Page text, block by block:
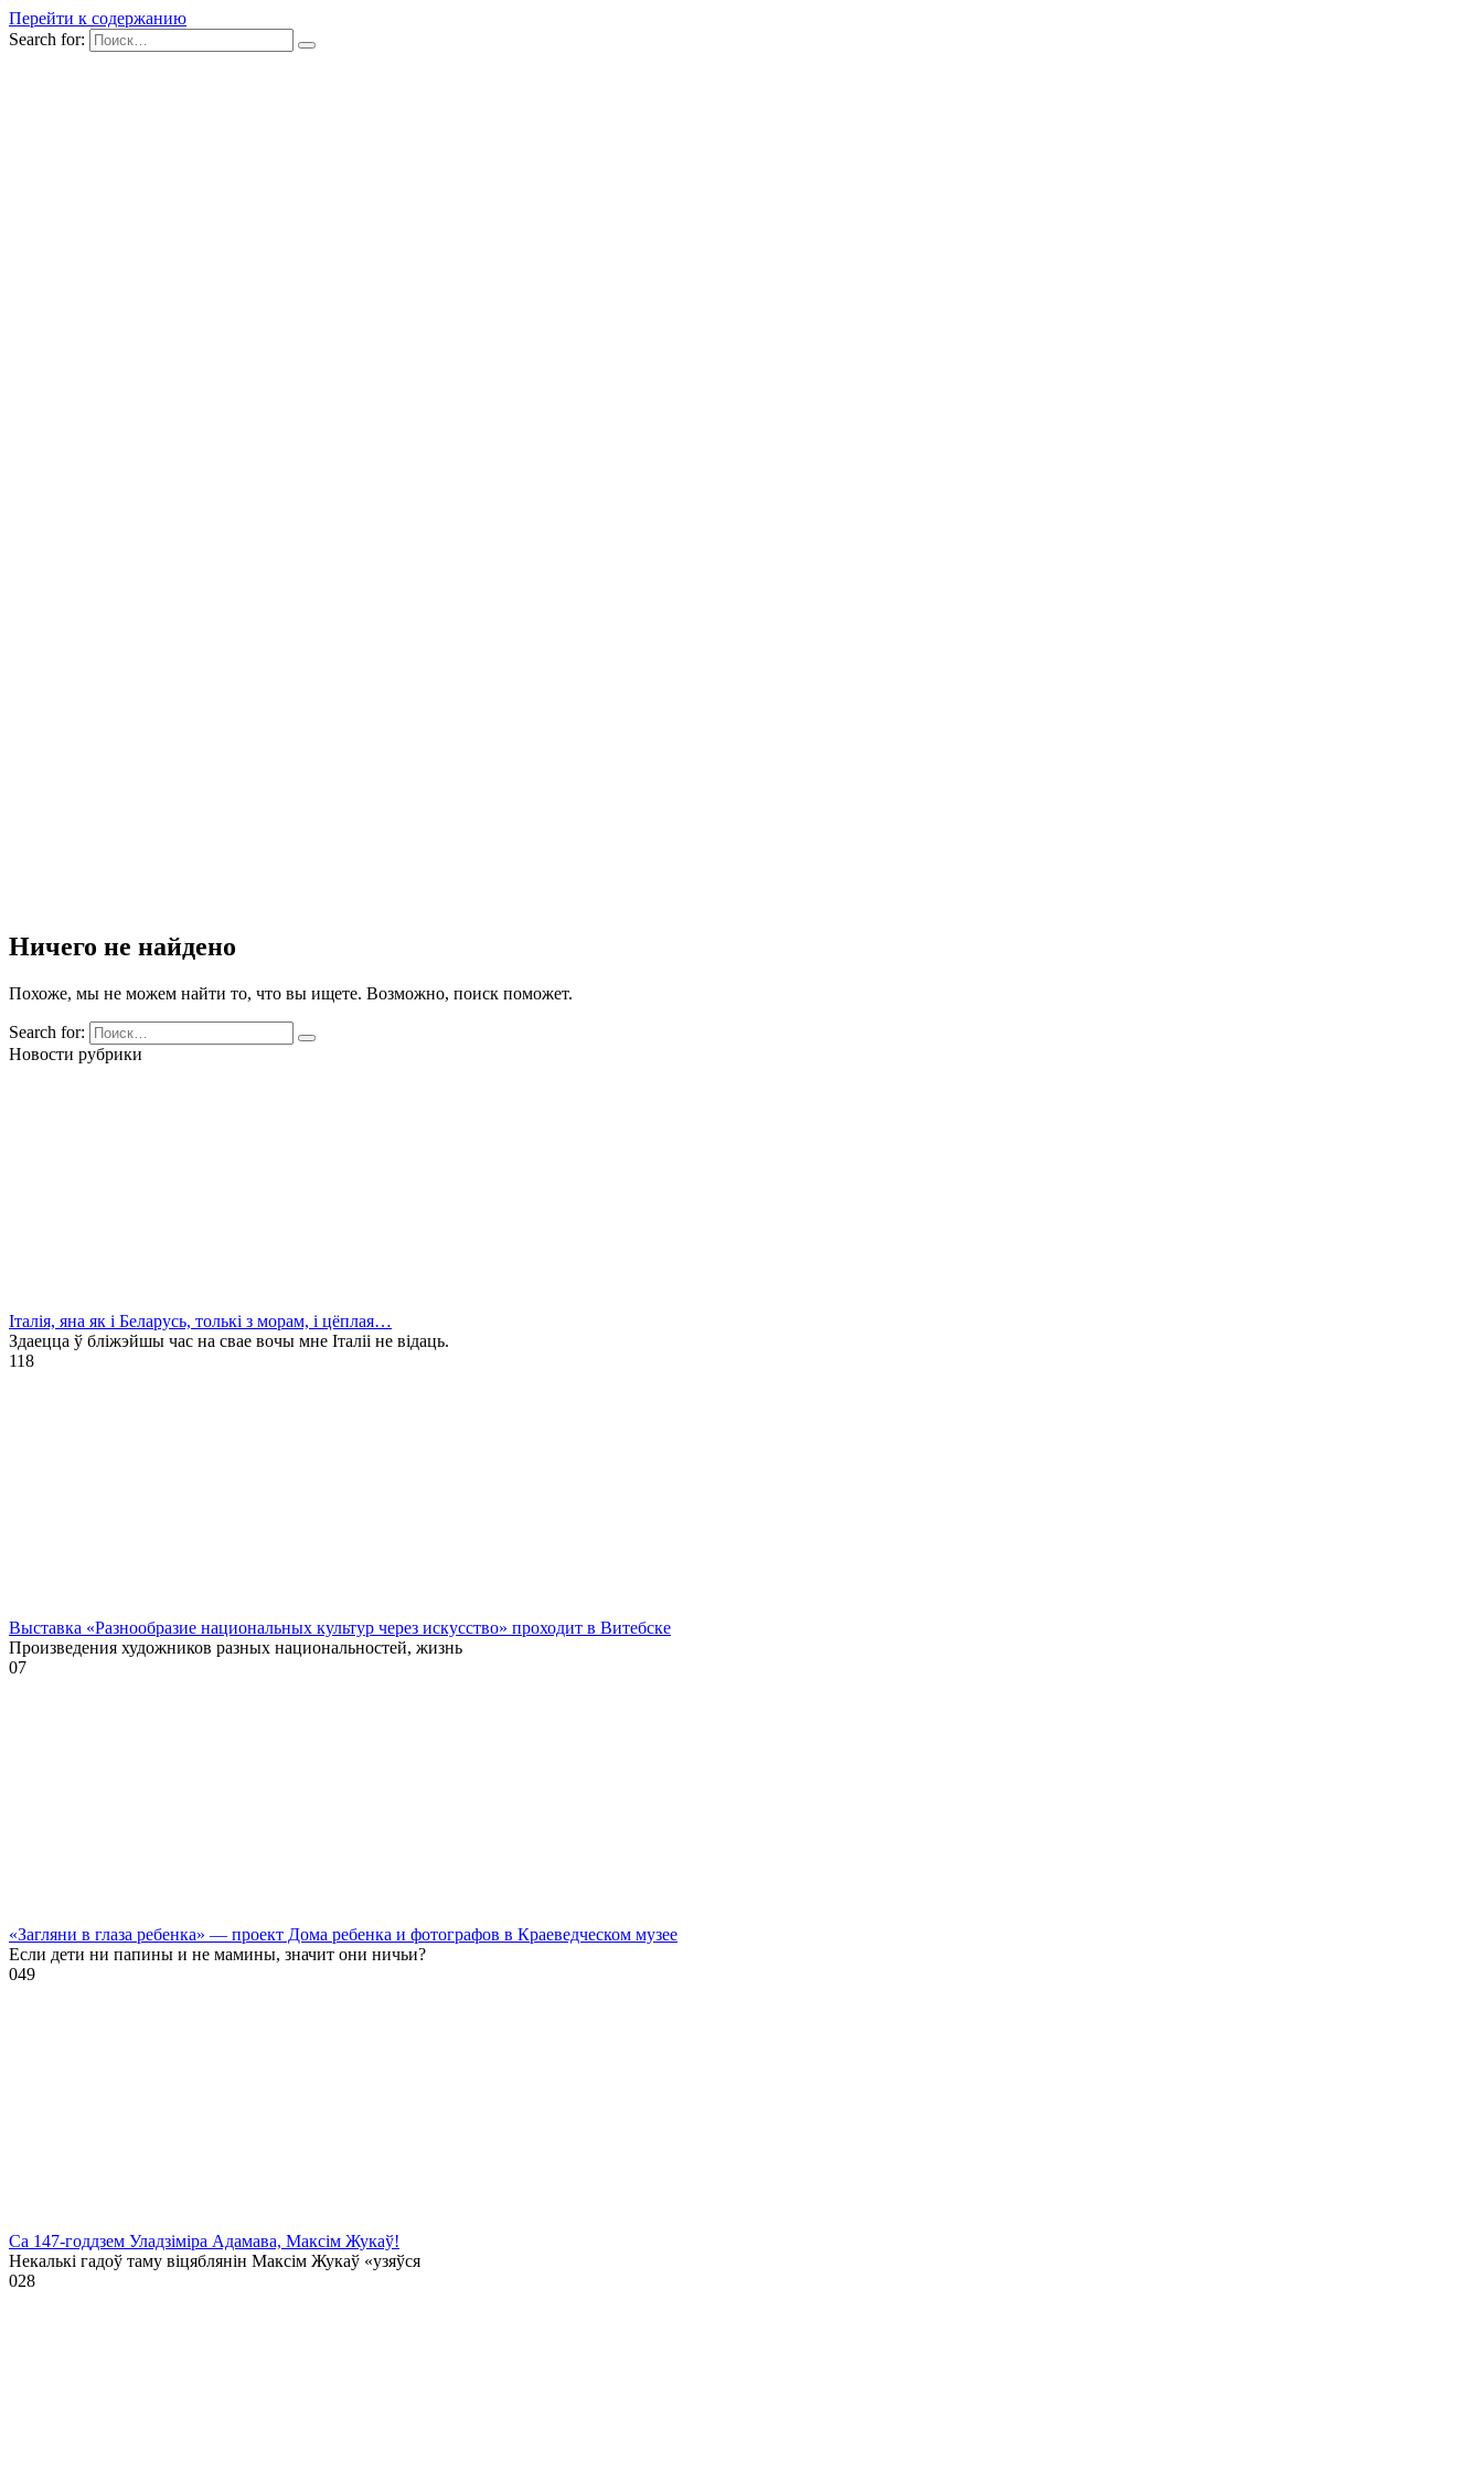
Перейти к содержанию
Search for:
Ничего не найдено
Похоже, мы не можем найти то, что вы ищете. Возможно, поиск поможет.
Search for:
Новости рубрики
Італія, яна як і Беларусь, толькі з морам, і цёплая…
Здаецца ў бліжэйшы час на свае вочы мне Італіі не відаць.
118
Выставка «Разнообразие национальных культур через искусство» проходит в Витебске
Произведения художников разных национальностей, жизнь
07
«Загляни в глаза ребенка» — проект Дома ребенка и фотографов в Краеведческом музее
Если дети ни папины и не мамины, значит они ничьи?
049
Са 147-годдзем Уладзіміра Адамава, Максім Жукаў!
Некалькі гадоў таму віцяблянін Максім Жукаў «узяўся
028